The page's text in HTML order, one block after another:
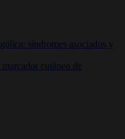
síndromes asociados y
cutáneo de